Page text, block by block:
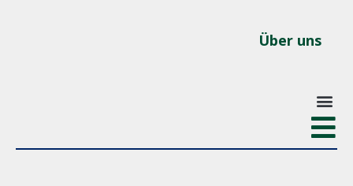
Über uns